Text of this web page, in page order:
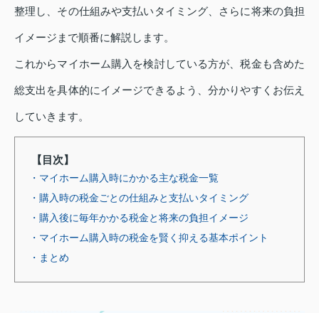
整理し、その仕組みや支払いタイミング、さらに将来の負担
イメージまで順番に解説します。
これからマイホーム購入を検討している方が、税金も含めた
総支出を具体的にイメージできるよう、分かりやすくお伝え
していきます。
【目次】
・マイホーム購入時にかかる主な税金一覧
・購入時の税金ごとの仕組みと支払いタイミング
・購入後に毎年かかる税金と将来の負担イメージ
・マイホーム購入時の税金を賢く抑える基本ポイント
・まとめ